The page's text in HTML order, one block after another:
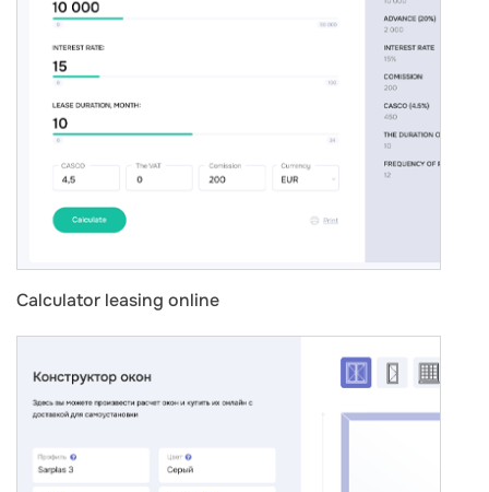
Calculator leasing online